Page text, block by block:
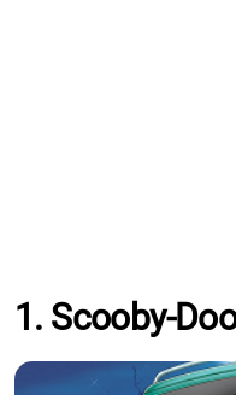
1. Scooby-